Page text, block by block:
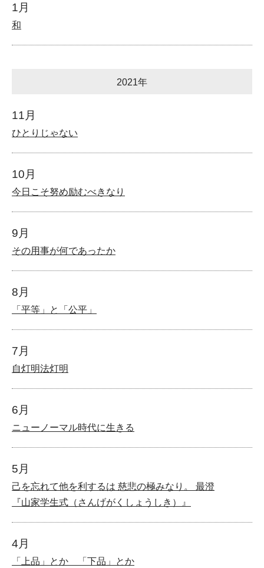
1月
和
2021年
11月
ひとりじゃない
10月
今日こそ努め励むべきなり
9月
その用事が何であったか
8月
「平等」と「公平」
7月
自灯明法灯明
6月
ニューノーマル時代に生きる
5月
己を忘れて他を利するは 慈悲の極みなり。 最澄
『山家学生式（さんげがくしょうしき）』
4月
「上品」とか 「下品」とか